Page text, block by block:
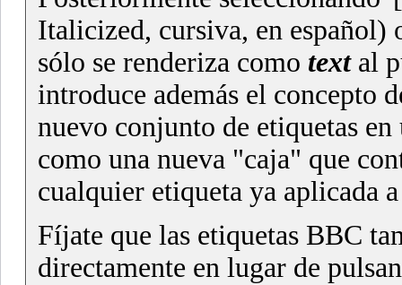
Italicized, cursiva, en
sólo se renderiza como textal
introduce además el concepto
nuevo conjunto de etiquetas
como una nueva "caja" que
cualquier etiqueta ya aplicada
Fíjate que las etiquetas BBC
directamente en lugar de